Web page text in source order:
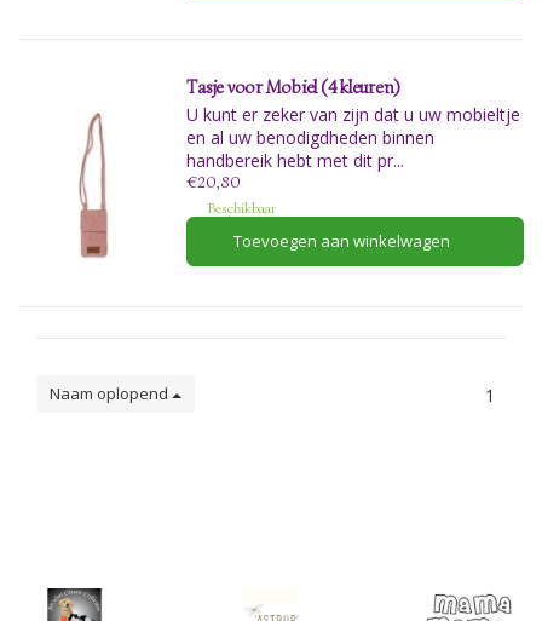
Tasje voor Mobiel (4 kleuren)
U kunt er zeker van zijn dat u uw mobieltje
en al uw benodigdheden binnen
handbereik hebt met dit pr...
€20,80
Beschikbaar
Toevoegen aan winkelwagen
Naam oplopend 1